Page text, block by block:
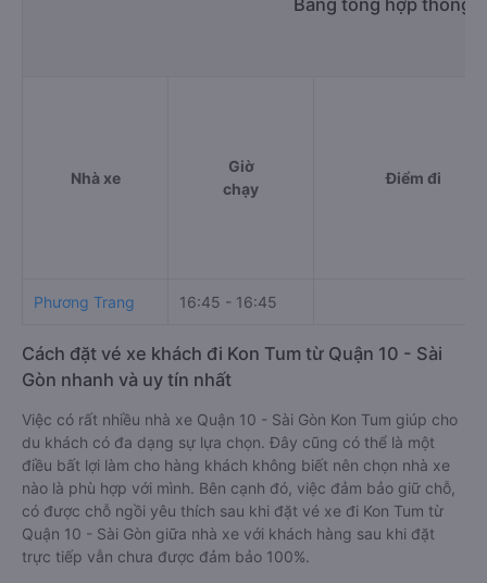
Nhà xe
Giờ
chạy
Điểm đi
Phương Trang 16:45 - 16:45
Cách đặt vé xe khách đi Kon Tum từ Quận 10 - Sài
Gòn nhanh và uy tín nhất
Việc có rất nhiều nhà xe Quận 10 - Sài Gòn Kon Tum giúp cho
du khách có đa dạng sự lựa chọn. Đây cũng có thể là một
điều bất lợi làm cho hàng khách không biết nên chọn nhà xe
nào là phù hợp với mình. Bên cạnh đó, việc đảm bảo giữ chỗ,
có được chỗ ngồi yêu thích sau khi đặt vé xe đi Kon Tum từ
Quận 10 - Sài Gòn giữa nhà xe với khách hàng sau khi đặt
trực tiếp vẫn chưa được đảm bảo 100%.